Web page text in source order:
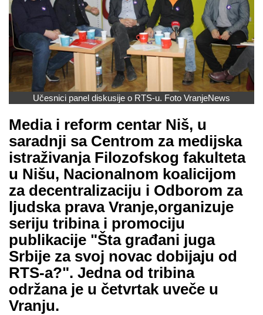
Učesnici panel diskusije o RTS-u. Foto VranjeNews
Media i reform centar Niš, u
saradnji sa Centrom za medijska
istraživanja Filozofskog fakulteta
u Nišu, Nacionalnom koalicijom
za decentralizaciju i Odborom za
ljudska prava Vranje,organizuje
seriju tribina i promociju
publikacije "Šta građani juga
Srbije za svoj novac dobijaju od
RTS-a?". Jedna od tribina
održana je u četvrtak uveče u
Vranju.